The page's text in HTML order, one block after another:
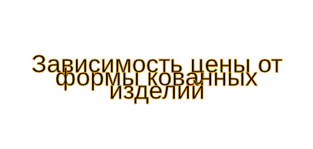
Зависимость цены от
формы кованных
изделий